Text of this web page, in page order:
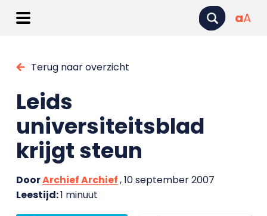
aA
Terug naar overzicht
Leids
universiteitsblad
krijgt steun
DoorArchief Archief, 10 september 2007
Leestijd:1 minuut